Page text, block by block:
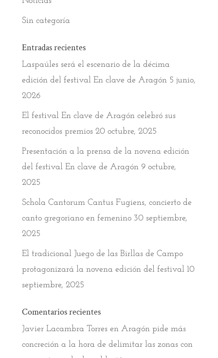
Sin categoría
Entradas recientes
Laspaúles será el escenario de la décima
edición del festival En clave de Aragón 5 junio,
2026
El festival En clave de Aragón celebró sus
reconocidos premios 20 octubre, 2025
Presentación a la prensa de la novena edición
del festival En clave de Aragón 9 octubre,
2025
Schola Cantorum Cantus Fugiens, concierto de
canto gregoriano en femenino 30 septiembre,
2025
El tradicional Juego de las Birllas de Campo
protagonizará la novena edición del festival 10
septiembre, 2025
Comentarios recientes
Javier Lacambra Torresen Aragón pide más
concreción a la hora de delimitar las zonas con